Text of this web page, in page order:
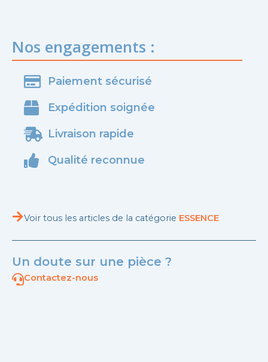
Nos engagements :
Paiement sécurisé
Expédition soignée
Livraison rapide
Qualité reconnue
Voir tous les articles de la catégorie ESSENCE
Un doute sur une pièce ?
Contactez-nous